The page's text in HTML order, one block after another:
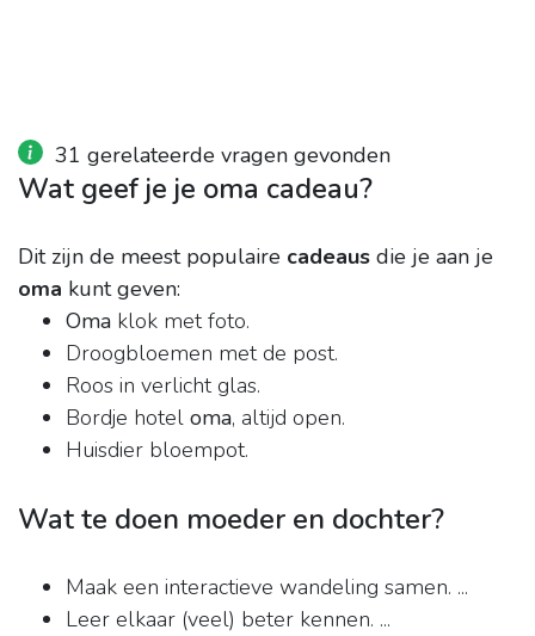
31 gerelateerde vragen gevonden
Wat geef je je oma cadeau?
Dit zijn de meest populaire cadeaus die je aan je
oma kunt geven:
Oma klok met foto.
Droogbloemen met de post.
Roos in verlicht glas.
Bordje hotel oma, altijd open.
Huisdier bloempot.
Wat te doen moeder en dochter?
Maak een interactieve wandeling samen. ...
Leer elkaar (veel) beter kennen. ...